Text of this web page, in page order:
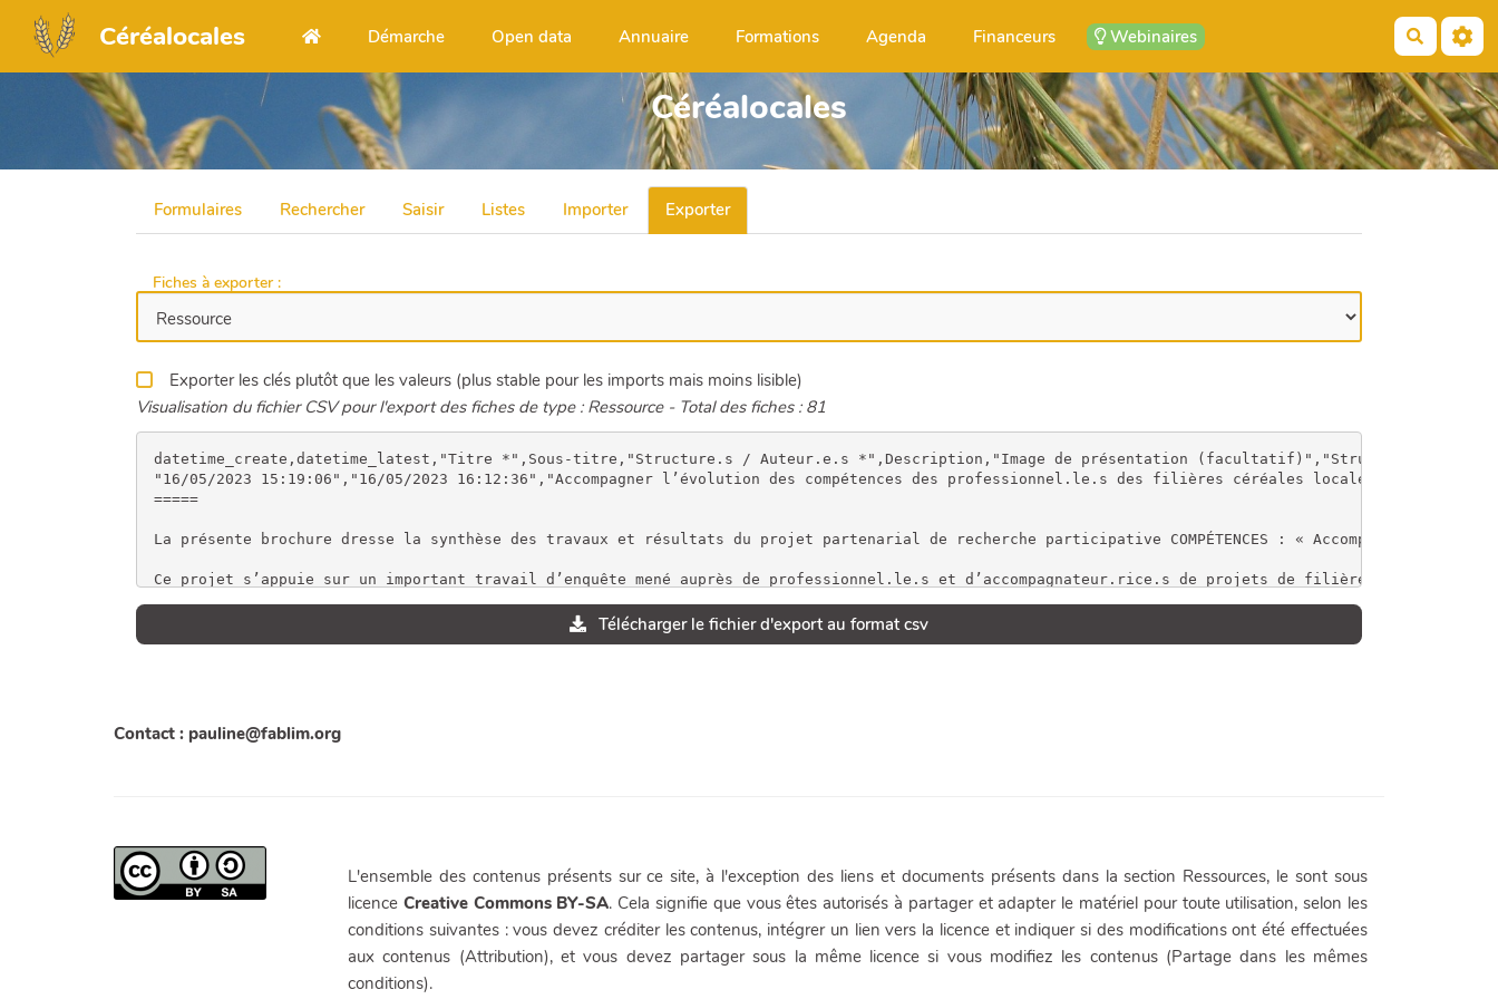
Aller au contenu principal
Céréalocales Démarche Open data Annuaire Formations Agenda Financeurs Webinaires
Céréalocales
Formulaires Rechercher Saisir Listes Importer Exporter
Fiches à exporter :
Exporter les clés plutôt que les valeurs (plus stable pour les imports mais moins lisible)
Visualisation du fichier CSV pour l'export des fiches de type : Ressource - Total des fiches : 81
datetime_create,datetime_latest,"Titre *",Sous-titre,"Structure.s / Auteur.e.s *",Description,"Image de présentation (facultatif)","Structures associées","Auteur de cette fiche","Type de support *","Autre type de support","Type de ressource *","Autre type de ressource","Projet associé (le cas échéant)","Domaines de compétences","Adresse web de la ressource","Télécharger la ressource","Type d'accès à la ressource","Licence (droit d'auteur, CC-BY, etc.) *",Mots-clés,"Activer les commentaires sur cette fiche ?"
"16/05/2023 15:19:06","16/05/2023 16:12:36","Accompagner l’évolution des compétences des professionnel.le.s des filières céréales locales, engagé.e.s dans des démarches collectives de transition agroécologique","ENSEIGNEMENTS ISSUS DE L’EXPÉRIENCE DE 4 FILIÈRES LOCALES EN OCCITANIE","FAB'LIM, INRAE","=====**Pour télécharger la brochure : cliquez {{button class=""new-window"" link=""https://www.cerealocales.org/?Restitution/download&file=Brochure_Cralocales_WEB_dfinitive.pdf"" nobtn=""1"" text=""sur ce lien"" title=""sur ce lien""}}**
=====

La présente brochure dresse la synthèse des travaux et résultats du projet partenarial de recherche participative COMPÉTENCES : « Accompagner l’évolution des compétences des acteurs des filières alimentaires de territoire pour renforcer leur durabilité : Le cas des céréales et rotations associées » (2019-2022) mené par FAB’LIM, INRAE, Biocivam 11, FD CIVAM 30, GAB 65, FR CIVAM Occitanie, InCitu, MBS et CAFOC de Montpellier - GIP Formavie.

Ce projet s’appuie sur un important travail d’enquête mené auprès de professionnel.le.s et d’accompagnateur.rice.s de projets de filières céréales locales à gouvernance partagée, entendues comme des organisations collectives dont les acteur.rices sont engagé.e.s dans des démarches de transition agroécologique et cherchent à développer leur capacité à faire et décider ensemble, plutôt qu'à concentrer les compétences et les prises de décisions sur un nombre restreint d’opérateur.rices économiques. Nous avons tâché de mieux cerner les spécificités des métiers, en lien avec l'évolution des attentes sociétales en matière d'alimentation, mais aussi, au travers d’une démarche de gestion prévisionnelle des emplois et des compétences (GPEC), d’identifier les compétences spécifiques à maîtriser, que ce soit au niveau des coeurs de métiers ou en lien avec la gestion du collectif, ainsi que les compétences en tension, à renforcer, et les voies privilégiées par les professionnel.le.s et les accompagnateur.rice.s pour acquérir de nouveaux savoirs et savoir-faire.

Afin de soutenir la montée en compétences des différent.e.s acteur.rice.s, en fonction de leurs besoins, nous avons conçu la plateforme cerealocales.org, qui fonctionne comme une gare centrale de partage d’informations sur les filières
Télécharger le fichier d'export au format csv
Contact : pauline@fablim.org
L'ensemble des contenus présents sur ce site, à l'exception des liens et documents présents dans la section Ressources, le sont sous
licence Creative Commons BY-SA. Cela signifie que vous êtes autorisés à partager et adapter le matériel pour toute utilisation, selon les
conditions suivantes : vous devez créditer les contenus, intégrer un lien vers la licence et indiquer si des modifications ont été effectuées
aux contenus (Attribution), et vous devez partager sous la même licence si vous modifiez les contenus (Partage dans les mêmes
conditions).